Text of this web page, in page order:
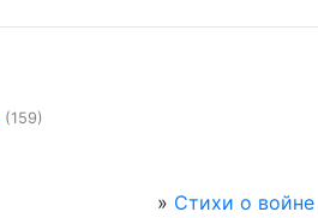
(159)
» Стихи о войне